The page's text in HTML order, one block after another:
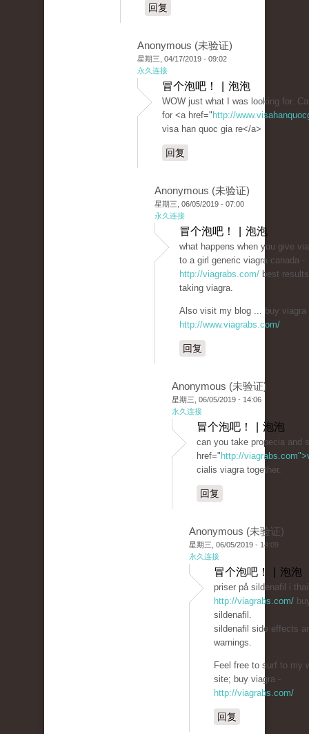
回复
Anonymous (未验证)
星期三, 04/17/2019 - 09:02
永久连接
冒个泡吧！ | 泡泡
WOW just what I was looking for.
for <a href=" http://
visa han quoc gia re</a>
回复
Anonymous (未验证)
星期三, 06/05/2019 - 07:00
永久连接
冒个泡吧！ | 泡泡
what happens when you give
to a girl generic viagra canada -
http://viagrabs.com/ best
taking viagra.
Also visit my blog ... buy viagra
http://www.viagrabs.com/
回复
Anonymous (未验证)
星期三, 06/05/2019 - 14:06
永久连接
冒个泡吧！ | 泡泡
can you take propecia and
href=" http://
cialis viagra together.
回复
Anonymous (未验证)
星期三, 06/05/2019 - 14:09
永久连接
冒个泡吧！ | 泡泡
priser på sildenafil i
http://viagrabs.com/
sildenafil.
sildenafil side effects
warnings.
Feel free to surf to my
site; buy viagra -
http://viagrabs.com/
回复